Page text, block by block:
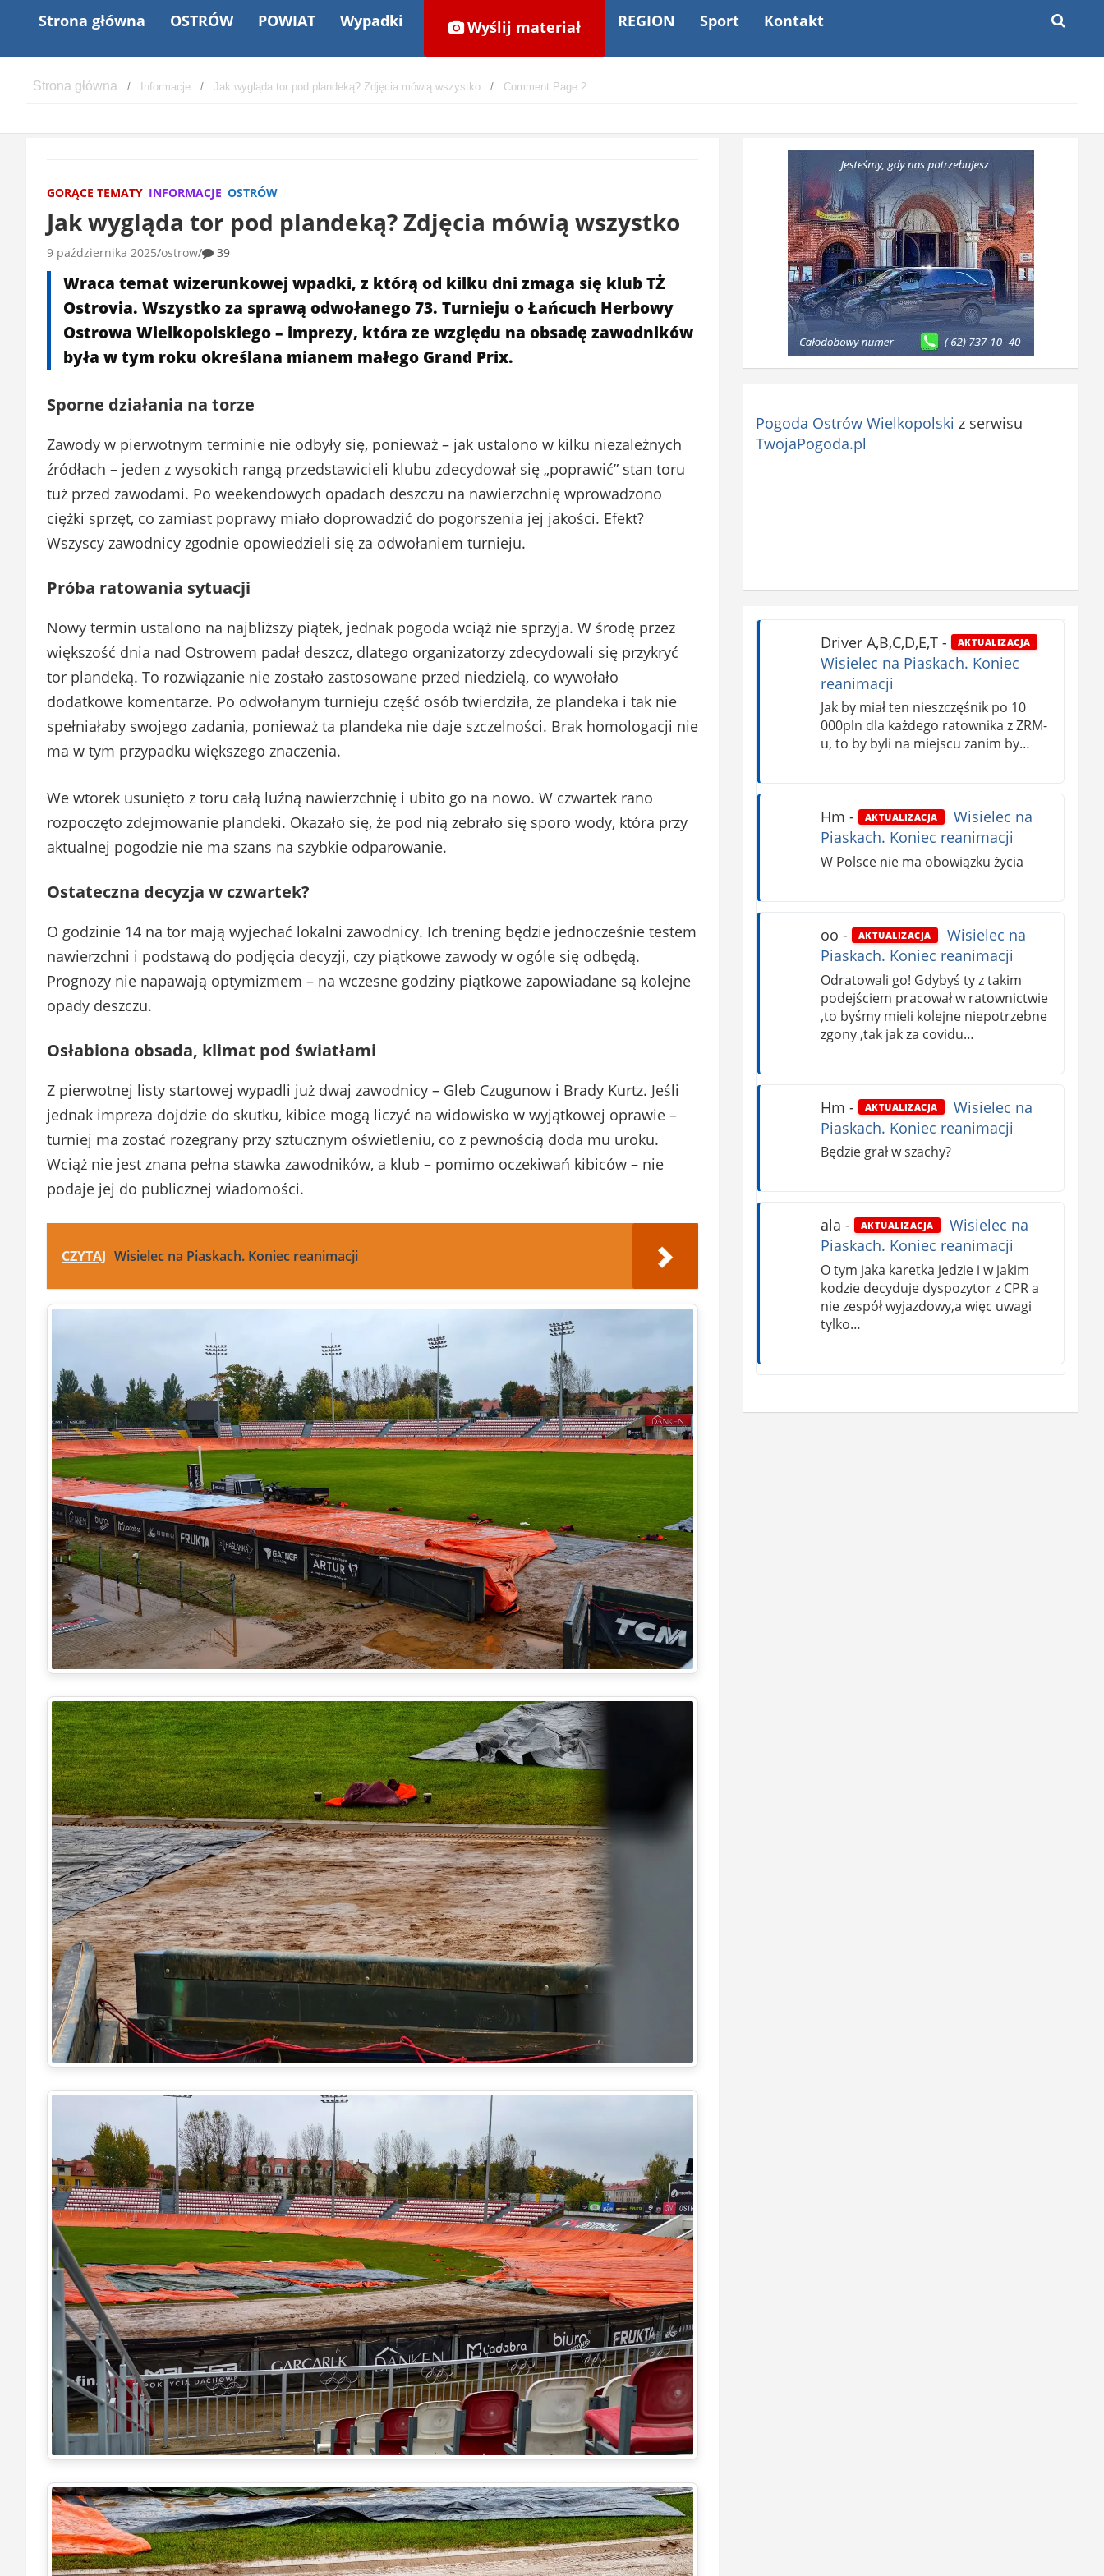
Strona główna OSTRÓW POWIAT Wypadki Wyślij materiał REGION Sport Kontakt
Informacje Jak wygląda tor pod plandeką? Zdjęcia mówią wszystko Comment Page 2
GORĄCE TEMATY INFORMACJE OSTRÓW
Jak wygląda tor pod plandeką? Zdjęcia mówią wszystko
9 października 2025 ostrow 39
Wraca temat wizerunkowej wpadki, z którą od kilku dni zmaga się klub TŻ
Ostrovia. Wszystko za sprawą odwołanego 73. Turnieju o Łańcuch Herbowy
Ostrowa Wielkopolskiego – imprezy, która ze względu na obsadę zawodników
była w tym roku określana mianem małego Grand Prix.
Sporne działania na torze
Zawody w pierwotnym terminie nie odbyły się, ponieważ – jak ustalono w kilku niezależnych
źródłach – jeden z wysokich rangą przedstawicieli klubu zdecydował się „poprawić” stan toru
tuż przed zawodami. Po weekendowych opadach deszczu na nawierzchnię wprowadzono
ciężki sprzęt, co zamiast poprawy miało doprowadzić do pogorszenia jej jakości. Efekt?
Wszyscy zawodnicy zgodnie opowiedzieli się za odwołaniem turnieju.
Próba ratowania sytuacji
Nowy termin ustalono na najbliższy piątek, jednak pogoda wciąż nie sprzyja. W środę przez
większość dnia nad Ostrowem padał deszcz, dlatego organizatorzy zdecydowali się przykryć
tor plandeką. To rozwiązanie nie zostało zastosowane przed niedzielą, co wywołało
dodatkowe komentarze. Po odwołanym turnieju część osób twierdziła, że plandeka i tak nie
spełniałaby swojego zadania, ponieważ ta plandeka nie daje szczelności. Brak homologacji nie
ma w tym przypadku większego znaczenia.
We wtorek usunięto z toru całą luźną nawierzchnię i ubito go na nowo. W czwartek rano
rozpoczęto zdejmowanie plandeki. Okazało się, że pod nią zebrało się sporo wody, która przy
aktualnej pogodzie nie ma szans na szybkie odparowanie.
Ostateczna decyzja w czwartek?
O godzinie 14 na tor mają wyjechać lokalni zawodnicy. Ich trening będzie jednocześnie testem
nawierzchni i podstawą do podjęcia decyzji, czy piątkowe zawody w ogóle się odbędą.
Prognozy nie napawają optymizmem – na wczesne godziny piątkowe zapowiadane są kolejne
opady deszczu.
Osłabiona obsada, klimat pod światłami
Z pierwotnej listy startowej wypadli już dwaj zawodnicy – Gleb Czugunow i Brady Kurtz. Jeśli
jednak impreza dojdzie do skutku, kibice mogą liczyć na widowisko w wyjątkowej oprawie –
turniej ma zostać rozegrany przy sztucznym oświetleniu, co z pewnością doda mu uroku.
Wciąż nie jest znana pełna stawka zawodników, a klub – pomimo oczekiwań kibiców – nie
podaje jej do publicznej wiadomości.
CZYTAJ Wisielec na Piaskach. Koniec reanimacji
Pogoda Ostrów Wielkopolski z serwisu
TwojaPogoda.pl
Driver A,B,C,D,E,T- AKTUALIZACJA
Wisielec na Piaskach. Koniec
reanimacji
Jak by miał ten nieszczęśnik po 10
000pln dla każdego ratownika z ZRM-
u, to by byli na miejscu zanim by…
Hm - AKTUALIZACJA
Wisielec na
Piaskach. Koniec reanimacji
W Polsce nie ma obowiązku życia
oo - AKTUALIZACJA
Wisielec na
Piaskach. Koniec reanimacji
Odratowali go! Gdybyś ty z takim
podejściem pracował w ratownictwie
,to byśmy mieli kolejne niepotrzebne
zgony ,tak jak za covidu…
Hm - AKTUALIZACJA
Wisielec na
Piaskach. Koniec reanimacji
Będzie grał w szachy?
ala - AKTUALIZACJA
Wisielec na
Piaskach. Koniec reanimacji
O tym jaka karetka jedzie i w jakim
kodzie decyduje dyspozytor z CPR a
nie zespół wyjazdowy,a więc uwagi
tylko…